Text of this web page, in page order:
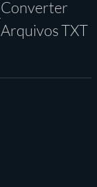
Converter
Arquivos TXT